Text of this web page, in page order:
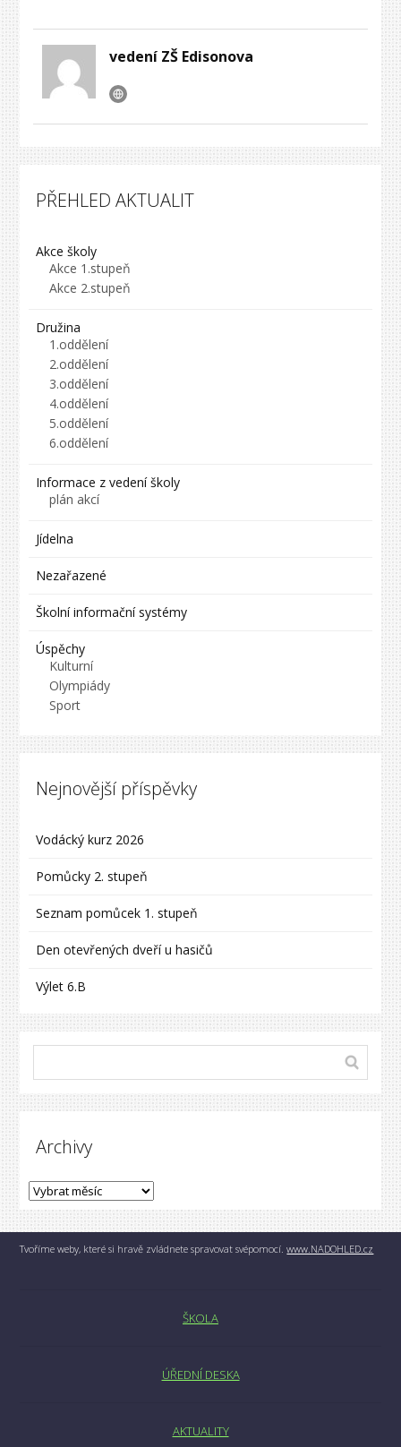
vedení ZŠ Edisonova
PŘEHLED AKTUALIT
Akce školy
Akce 1.stupeň
Akce 2.stupeň
Družina
1.oddělení
2.oddělení
3.oddělení
4.oddělení
5.oddělení
6.oddělení
Informace z vedení školy
plán akcí
Jídelna
Nezařazené
Školní informační systémy
Úspěchy
Kulturní
Olympiády
Sport
Nejnovější příspěvky
Vodácký kurz 2026
Pomůcky 2. stupeň
Seznam pomůcek 1. stupeň
Den otevřených dveří u hasičů
Výlet 6.B
Archivy
Tvoříme weby, které si hravě zvládnete spravovat svépomocí.www.NADOHLED.cz
ŠKOLA
ÚŘEDNÍ DESKA
AKTUALITY